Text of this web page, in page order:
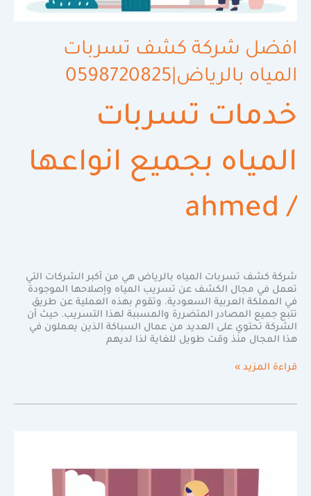
افضل شركة كشف تسربات
المياه بالرياض|0598720825
خدمات تسربات
المياه بجميع انواعها
/
ahmed
شركة كشف تسربات المياه بالرياض هي من أكبر الشركات التي
تعمل في مجال الكشف عن تسريب المياه وإصلاحها الموجودة
في المملكة العربية السعودية. وتقوم بهذه العملية عن طريق
تتبع جميع المصادر المتضررة والمسببة لهذا التسريب. حيث أن
الشركة تحتوي على العديد من عمال السباكة الذين يعملون في
هذا المجال منذ وقت طويل للغاية لذا لديهم
قراءة المزيد »